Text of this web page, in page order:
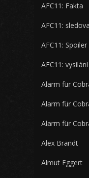
AFC11: Fakta
AFC11:
AFC11: Spoiler
AFC11:
Alarm für
Alarm für
Alarm für
Alex Brandt
Almut Eggert